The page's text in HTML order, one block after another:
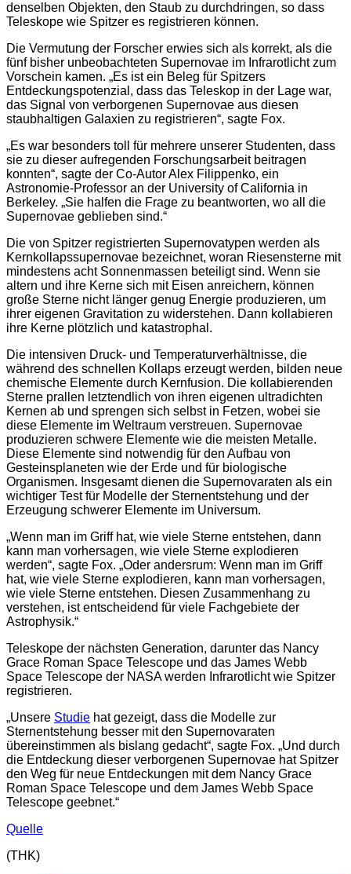
denselben Objekten, den Staub zu durchdringen, so dass
Teleskope wie Spitzer es registrieren können.
Die Vermutung der Forscher erwies sich als korrekt, als die
fünf bisher unbeobachteten Supernovae im Infrarotlicht zum
Vorschein kamen. „Es ist ein Beleg für Spitzers
Entdeckungspotenzial, dass das Teleskop in der Lage war,
das Signal von verborgenen Supernovae aus diesen
staubhaltigen Galaxien zu registrieren“, sagte Fox.
„Es war besonders toll für mehrere unserer Studenten, dass
sie zu dieser aufregenden Forschungsarbeit beitragen
konnten“, sagte der Co-Autor Alex Filippenko, ein
Astronomie-Professor an der University of California in
Berkeley. „Sie halfen die Frage zu beantworten, wo all die
Supernovae geblieben sind.“
Die von Spitzer registrierten Supernovatypen werden als
Kernkollapssupernovae bezeichnet, woran Riesensterne mit
mindestens acht Sonnenmassen beteiligt sind. Wenn sie
altern und ihre Kerne sich mit Eisen anreichern, können
große Sterne nicht länger genug Energie produzieren, um
ihrer eigenen Gravitation zu widerstehen. Dann kollabieren
ihre Kerne plötzlich und katastrophal.
Die intensiven Druck- und Temperaturverhältnisse, die
während des schnellen Kollaps erzeugt werden, bilden neue
chemische Elemente durch Kernfusion. Die kollabierenden
Sterne prallen letztendlich von ihren eigenen ultradichten
Kernen ab und sprengen sich selbst in Fetzen, wobei sie
diese Elemente im Weltraum verstreuen. Supernovae
produzieren schwere Elemente wie die meisten Metalle.
Diese Elemente sind notwendig für den Aufbau von
Gesteinsplaneten wie der Erde und für biologische
Organismen. Insgesamt dienen die Supernovaraten als ein
wichtiger Test für Modelle der Sternentstehung und der
Erzeugung schwerer Elemente im Universum.
„Wenn man im Griff hat, wie viele Sterne entstehen, dann
kann man vorhersagen, wie viele Sterne explodieren
werden“, sagte Fox. „Oder andersrum: Wenn man im Griff
hat, wie viele Sterne explodieren, kann man vorhersagen,
wie viele Sterne entstehen. Diesen Zusammenhang zu
verstehen, ist entscheidend für viele Fachgebiete der
Astrophysik.“
Teleskope der nächsten Generation, darunter das Nancy
Grace Roman Space Telescope und das James Webb
Space Telescope der NASA werden Infrarotlicht wie Spitzer
registrieren.
„Unsere Studie hat gezeigt, dass die Modelle zur
Sternentstehung besser mit den Supernovaraten
übereinstimmen als bislang gedacht“, sagte Fox. „Und durch
die Entdeckung dieser verborgenen Supernovae hat Spitzer
den Weg für neue Entdeckungen mit dem Nancy Grace
Roman Space Telescope und dem James Webb Space
Telescope geebnet.“
Quelle
(THK)